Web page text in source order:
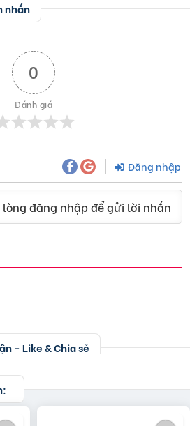
nhắn
0
Đánh giá
Đăng nhập
lòng đăng nhập để gửi lời nhắn
- Like & Chia sẻ